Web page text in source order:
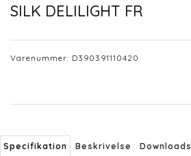
SILK DELILIGHT FR
Varenummer: D390391110420
Specifikation Beskrivelse Downloads